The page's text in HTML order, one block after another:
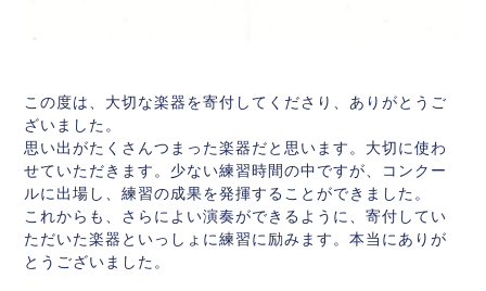
この度は、大切な楽器を寄付してくださり、ありがとうご
ざいました。
思い出がたくさんつまった楽器だと思います。大切に使わ
せていただきます。少ない練習時間の中ですが、コンクー
ルに出場し、練習の成果を発揮することができました。
これからも、さらによい演奏ができるように、寄付してい
ただいた楽器といっしょに練習に励みます。本当にありが
とうございました。